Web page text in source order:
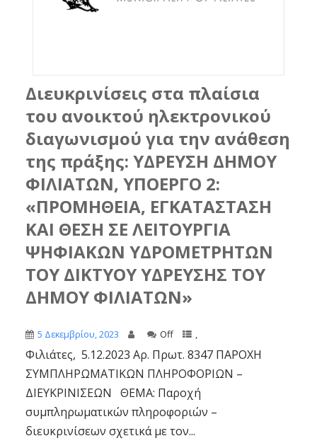
Διευκρινίσεις στα πλαίσια
του ανοικτού ηλεκτρονικού
διαγωνισμού για την ανάθεση
της πράξης: ΥΔΡΕΥΣΗ ΔΗΜΟΥ
ΦΙΛΙΑΤΩΝ, ΥΠΟΕΡΓΟ 2:
«ΠΡΟΜΗΘΕΙΑ, ΕΓΚΑΤΑΣΤΑΣΗ
ΚΑΙ ΘΕΣΗ ΣΕ ΛΕΙΤΟΥΡΓΙΑ
ΨΗΦΙΑΚΩΝ ΥΔΡΟΜΕΤΡΗΤΩΝ
ΤΟΥ ΔΙΚΤΥΟΥ ΥΔΡΕΥΣΗΣ ΤΟΥ
ΔΗΜΟΥ ΦΙΛΙΑΤΩΝ»
5 Δεκεμβρίου, 2023 Off ,
Φιλιάτες, 5.12.2023 Αρ. Πρωτ. 8347 ΠΑΡΟΧΗ
ΣΥΜΠΛΗΡΩΜΑΤΙΚΩΝ ΠΛΗΡΟΦΟΡΙΩΝ –
ΔΙΕΥΚΡΙΝΙΣΕΩΝ ΘΕΜΑ: Παροχή
συμπληρωματικών πληροφοριών –
διευκρινίσεων σχετικά με τον...